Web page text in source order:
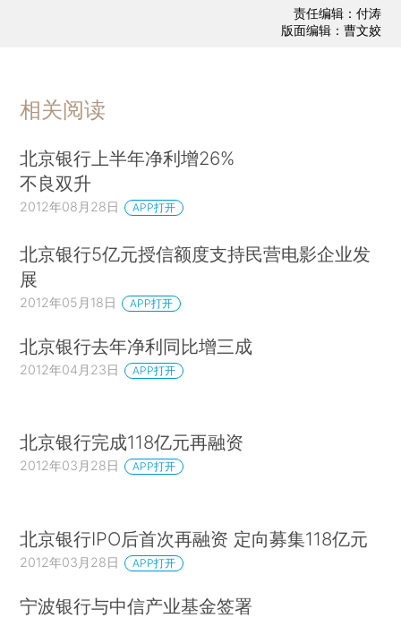
责任编辑：付涛
版面编辑：曹文姣
相关阅读
北京银行上半年净利增26%
不良双升
2012年08月28日 APP打开
北京银行5亿元授信额度支持民营电影企业发
展
2012年05月18日 APP打开
北京银行去年净利同比增三成
2012年04月23日 APP打开
北京银行完成118亿元再融资
2012年03月28日 APP打开
北京银行IPO后首次再融资 定向募集118亿元
2012年03月28日 APP打开
宁波银行与中信产业基金签署